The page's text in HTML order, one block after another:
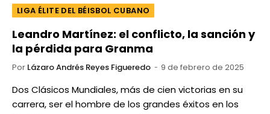
LIGA ÉLITE DEL BÉISBOL CUBANO
Leandro Martínez: el conflicto, la sanción y
la pérdida para Granma
Por Lázaro Andrés Reyes Figueredo 9 de febrero de 2025
Dos Clásicos Mundiales, más de cien victorias en su
carrera, ser el hombre de los grandes éxitos en los